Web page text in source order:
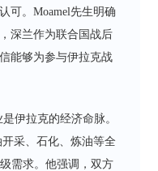
可。Moamel先生明确
深兰作为联合国战后
能够为参与伊拉克战
伊拉克的经济命脉。
采、石化、炼油等全
需求。他强调，双方